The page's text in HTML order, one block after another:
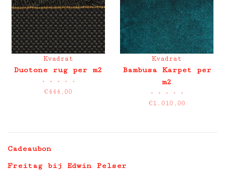
Kvadrat
Duotone rug per m2
• • • • •
€444,00
Kvadrat
Bambusa Karpet per
m2
• • • • •
€1.010,00
Cadeaubon
Freitag bij Edwin Pelser